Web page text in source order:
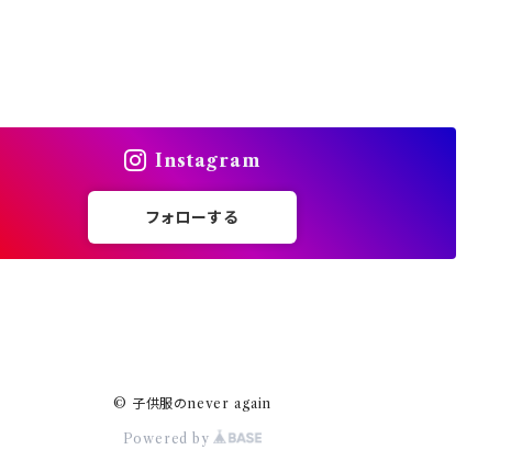
Instagram
フォローする
© 子供服のnever again
Powered by